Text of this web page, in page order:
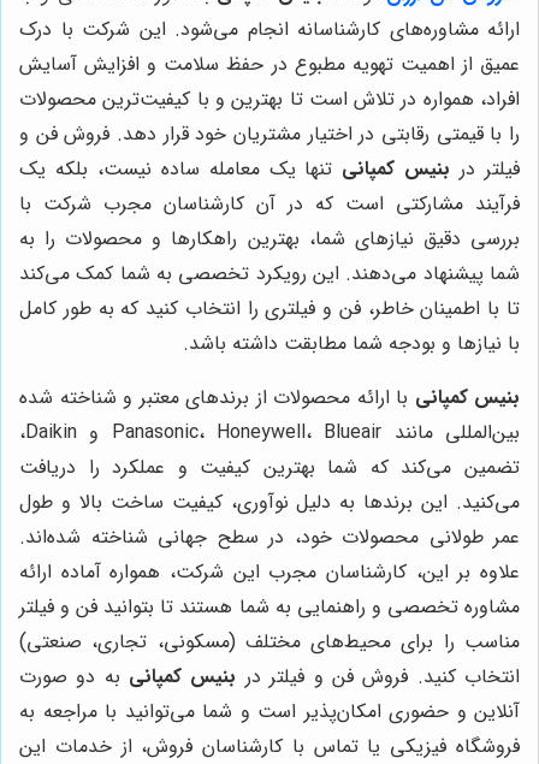
ارائه مشاوره‌های کارشناسانه انجام می‌شود. این شرکت با درک
عمیق از اهمیت تهویه مطبوع در حفظ سلامت و افزایش آسایش
افراد، همواره در تلاش است تا بهترین و با کیفیت‌ترین محصولات
را با قیمتی رقابتی در اختیار مشتریان خود قرار دهد. فروش فن و
فیلتر در بنیس کمپانی تنها یک معامله ساده نیست، بلکه یک
فرآیند مشارکتی است که در آن کارشناسان مجرب شرکت با
بررسی دقیق نیازهای شما، بهترین راهکارها و محصولات را به
شما پیشنهاد می‌دهند. این رویکرد تخصصی به شما کمک می‌کند
تا با اطمینان خاطر، فن و فیلتری را انتخاب کنید که به طور کامل
با نیازها و بودجه شما مطابقت داشته باشد.
بنیس کمپانی با ارائه محصولات از برندهای معتبر و شناخته شده
بین‌المللی مانند Panasonic، Honeywell، Blueair و Daikin،
تضمین می‌کند که شما بهترین کیفیت و عملکرد را دریافت
می‌کنید. این برندها به دلیل نوآوری، کیفیت ساخت بالا و طول
عمر طولانی محصولات خود، در سطح جهانی شناخته شده‌اند.
علاوه بر این، کارشناسان مجرب این شرکت، همواره آماده ارائه
مشاوره تخصصی و راهنمایی به شما هستند تا بتوانید فن و فیلتر
مناسب را برای محیط‌های مختلف (مسکونی، تجاری، صنعتی)
انتخاب کنید. فروش فن و فیلتر در بنیس کمپانی به دو صورت
آنلاین و حضوری امکان‌پذیر است و شما می‌توانید با مراجعه به
فروشگاه فیزیکی یا تماس با کارشناسان فروش، از خدمات این